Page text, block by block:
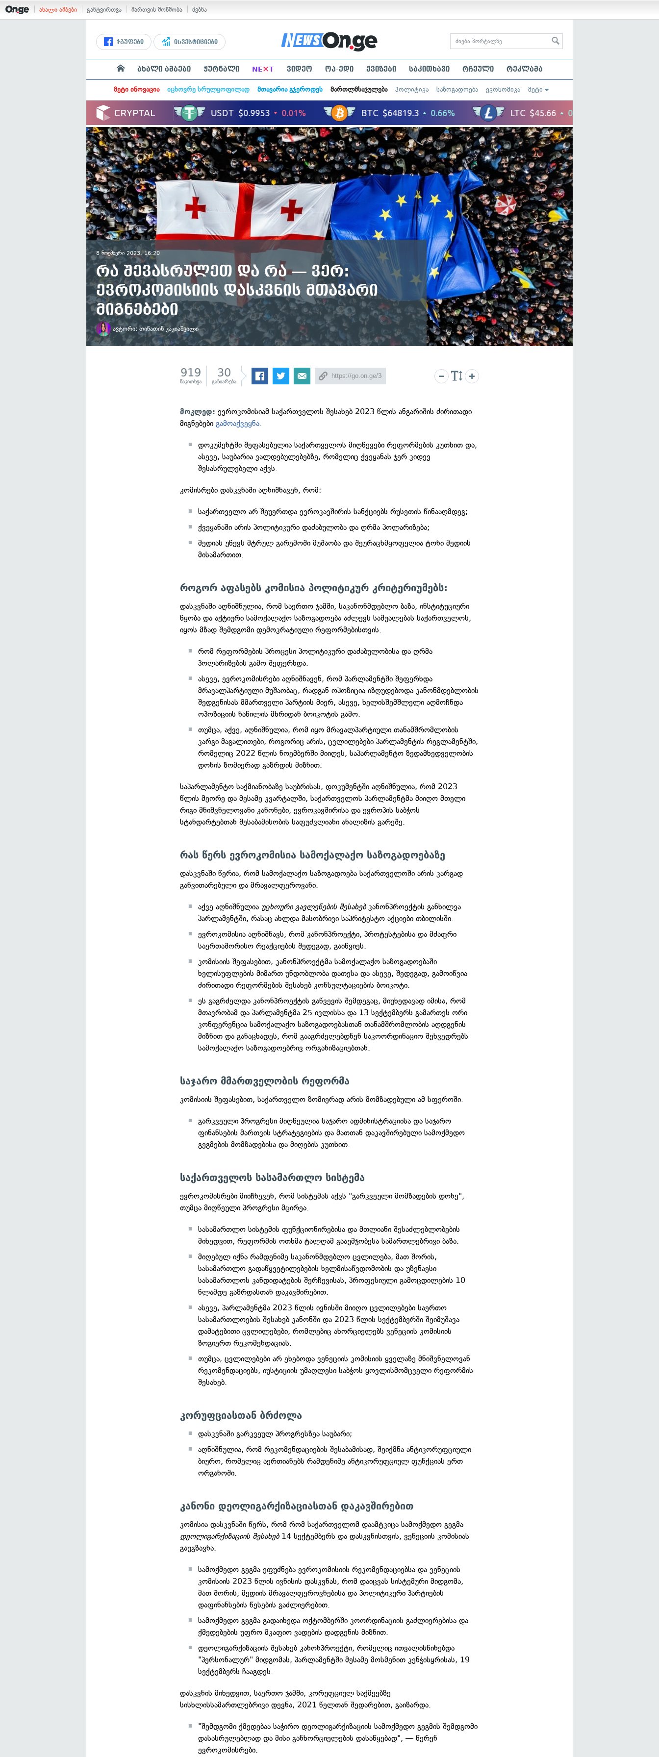
ახალი ამბები განტვირთვა მართვის მოწმობა ძებნა
ჯგუფები ინვესტიციები
ახალი ამბები ჟურნალი NE×T ვიდეო ოპ-ედი ქვიზები საკითხავი რჩეული რეკლამა
მეტი ინოვაცია იცხოვრე სრულყოფილად მთავარია გჯეროდეს მართლმსაჯულება პოლიტიკა საზოგადოება ეკონომიკა მეტი
8 ნოემბერი 2023, 16:20
რა შევასრულეთ და რა — ვერ:
ევროკომისიის დასკვნის მთავარი
მიგნებები
ავტორი: თინათინ კაკიაშვილი
919
წაკითხვა
30
გაზიარება
მოკლედ: ევროკომისიამ საქართველოს შესახებ 2023 წლის ანგარიშის ძირითადი
მიგნებებიგამოაქვეყნა.
დოკუმენტში შეფასებულია საქართველოს მიღწევები რეფორმების კუთხით და,
ასევე, საუბარია ვალდებულებებზე, რომელიც ქვეყანას ჯერ კიდევ
შესასრულებელი აქვს.
კომისრები დასკვნაში აღნიშნავენ, რომ:
საქართველო არ შეუერთდა ევროკავშირის სანქციებს რუსეთის წინააღმდეგ;
ქვეყანაში არის პოლიტიკური დაძაბულობა და ღრმა პოლარიზება;
მედიას უწევს მტრულ გარემოში მუშაობა და შეურაცხმყოფელია ტონი მედიის
მისამართით.
როგორ აფასებს კომისია პოლიტიკურ კრიტერიუმებს:
დასკვნაში აღნიშნულია, რომ საერთო ჯამში, საკანონმდებლო ბაზა, ინსტიტუციური
წყობა და აქტიური სამოქალაქო საზოგადოება აძლევს საშუალებას საქართველოს,
იყოს მზად შემდგომი დემოკრატიული რეფორმებისთვის.
რომ რეფორმების პროცესი პოლიტიკური დაძაბულობისა და ღრმა
პოლარიზების გამო შეფერხდა.
ასევე, ევროკომისრები აღნიშნავენ, რომ პარლამენტში შეფერხდა
მრავალპარტიული მუშაობაც, რადგან ოპოზიცია იზღუდებოდა კანონმდებლობის
შედგენისას მმართველი პარტიის მიერ, ასევე, ხელისშემშლელი აღმოჩნდა
ოპოზიციის ნაწილის მხრიდან ბოიკოტის გამო.
თუმცა, აქვე, აღნიშნულია, რომ იყო მრავალპარტიული თანამშრომლობის
კარგი მაგალითები, როგორიც არის, ცვლილებები პარლამენტის რეგლამენტში,
რომელიც 2022 წლის ნოემბერში მიიღეს, საპარლამენტო ზედამხედველობის
დონის ზომიერად გაზრდის მიზნით.
საპარლამენტო საქმიანობაზე საუბრისას, დოკუმენტში აღნიშნულია, რომ 2023
წლის მეორე და მესამე კვარტალში, საქართველოს პარლამენტმა მიიღო მთელი
რიგი მნიშვნელოვანი კანონები, ევროკავშირისა და ევროპის საბჭოს
სტანდარტებთან შესაბამისობის საფუძვლიანი ანალიზის გარეშე.
რას წერს ევროკომისია სამოქალაქო საზოგადოებაზე
დასკვნაში წერია, რომ სამოქალაქო საზოგადოება საქართველოში არის კარგად
განვითარებული და მრავალფეროვანი.
აქვე აღნიშნულია უცხოური გავლენების შესახებკანონპროექტის განხილვა
პარლამენტში, რასაც ახლდა მასობრივი საპრიტესტო აქციები თბილისში.
ევროკომისია აღნიშნავს, რომ კანონპროექტი, პროტესტებისა და მძაფრი
საერთაშორისო რეაქციების შედეგად, გაიწვიეს.
კომისიის შეფასებით, კანონპროექტმა სამოქალაქო საზოგადოებაში
ხელისუფლების მიმართ უნდობლობა დათესა და ასევე, შედეგად, გამოიწვია
ძირითადი რეფორმების შესახებ კონსულტაციების ბოიკოტი.
ეს გაგრძელდა კანონპროექტის გაწვევის შემდეგაც, მიუხედავად იმისა, რომ
მთავრობამ და პარლამენტმა 25 ივლისსა და 13 სექტემბერს გამართეს ორი
კონფერენცია სამოქალაქო საზოგადოებასთან თანამშრომლობის აღდგენის
მიზნით და განაცხადეს, რომ გააგრძელებდნენ საკოორდინაციო შეხვედრებს
სამოქალაქო საზოგადოებრივ ორგანიზაციებთან.
საჯარო მმართველობის რეფორმა
კომისიის შეფასებით, საქართველო ზომიერად არის მომზადებული ამ სფეროში.
გარკვეული პროგრესი მიღწეულია საჯარო ადმინისტრაციისა და საჯარო
ფინანსების მართვის სტრატეგიების და მათთან დაკავშირებული სამოქმედო
გეგმების მომზადებისა და მიღების კუთხით.
საქართველოს სასამართლო სისტემა
ევროკომისრები მიიჩნევენ, რომ სისტემას აქვს "გარკვეული მომზადების დონე",
თუმცა მიღწეული პროგრესი მცირეა.
სასამართლო სისტემის ფუნქციონირებისა და მთლიანი შესაძლებლობების
მიხედვით, რეფორმის ოთხმა ტალღამ გააუმჯობესა სამართლებრივი ბაზა.
მიღებულ იქნა რამდენიმე საკანონმდებლო ცვლილება, მათ შორის,
სასამართლო გადაწყვეტილებების ხელმისაწვდომობის და უზენაესი
სასამართლოს კანდიდატების შერჩევისას, პროფესიული გამოცდილების 10
წლამდე გაზრდასთან დაკავშირებით.
ასევე, პარლამენტმა 2023 წლის ივნისში მიიღო ცვლილებები საერთო
სასამართლოების შესახებ კანონში და 2023 წლის სექტემბერში შეიმუშავა
დამატებითი ცვლილებები, რომლებიც ახორციელებს ვენეციის კომისიის
ზოგიერთ რეკომენდაციას.
თუმცა, ცვლილებები არ ეხებოდა ვენეციის კომისიის ყველაზე მნიშვნელოვან
რეკომენდაციებს, იუსტიციის უმაღლესი საბჭოს ყოვლისმომცველი რეფორმის
შესახებ.
კორუფციასთან ბრძოლა
დასკვნაში გარკვეულ პროგრესზეა საუბარი;
აღნიშნულია, რომ რეკომენდაციების შესაბამისად, შეიქმნა ანტიკორუფციული
ბიურო, რომელიც აერთიანებს რამდენიმე ანტიკორუფციულ ფუნქციას ერთ
ორგანოში.
კანონი დეოლიგარქიზაციასთან დაკავშირებით
კომისია დასკვნაში წერს, რომ რომ საქართველომ დაამტკიცა სამოქმედო გეგმა
დეოლიგარქიზაციის შესახებ14 სექტემბერს და დასკვნისთვის, ვენეციის კომისიას
გაუგზავნა.
სამოქმედო გეგმა ეფუძნება ევროკომისიის რეკომენდაციებსა და ვენეციის
კომისიის 2023 წლის ივნისის დასკვნას, რომ დაიცვას სისტემური მიდგომა,
მათ შორის, მედიის მრავალფეროვნებისა და პოლიტიკური პარტიების
დაფინანსების წესების გაძლიერებით.
სამოქმედო გეგმა გადაიხედა ოქტომბერში კოორდინაციის გაძლიერებისა და
ქმედებების უფრო მკაფიო ვადების დადგენის მიზნით.
დეოლიგარქიზაციის შესახებ კანონპროექტი, რომელიც ითვალისწინებდა
"პერსონალურ" მიდგომას, პარლამენტში მესამე მოსმენით კენჭისყრისას, 19
სექტემბერს ჩააგდეს.
დასკვნის მიხედვით, საერთო ჯამში, კორუფციულ საქმეებზე
სისხლისსამართლებრივი დევნა, 2021 წელთან შედარებით, გაიზარდა.
"შემდგომი ქმედებაა საჭირო დეოლიგარქიზაციის სამოქმედო გეგმის შემდგომი
დასასრულებლად და მისი განხორციელების დასაწყებად", — წერენ
ევროკომისრები.